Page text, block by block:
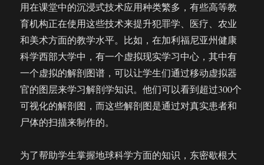
用在课堂中的沉浸式技术应用种类繁多，有些高等教
育机构正在使用这些技术来提升犯罪学、医疗、农业
和美术方面的教学水平。比如，在加利福尼亚州健康
科学西部大学中，有一个虚拟现实学习中心，其中有
一个虚拟的解剖图谱，可以让学生们通过移动虚拟器
官的图层来学习解剖学知识。他们可以看到超过300个
可视化的解剖图，而这些解剖图是通过对真实患者和
尸体的扫描来制作的。
为了帮助学生掌握地球科学方面的知识，东密歇根大